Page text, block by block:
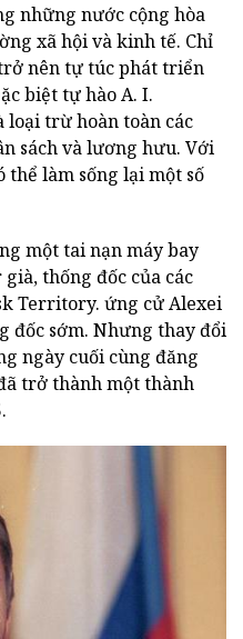
những nước cộng hòa
xã hội và kinh tế. Chỉ
nên tự túc phát triển
biệt tự hào A. I.
loại trừ hoàn toàn các
sách và lương hưu. Với
thể làm sống lại một số
một tai nạn máy bay
thống đốc của các
Territory. ứng cử Alexei
đốc sớm. Nhưng thay đổi
ngày cuối cùng đăng
trở thành một thành